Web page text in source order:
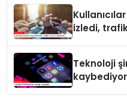
izledi,
Teknoloji
kaybediyor